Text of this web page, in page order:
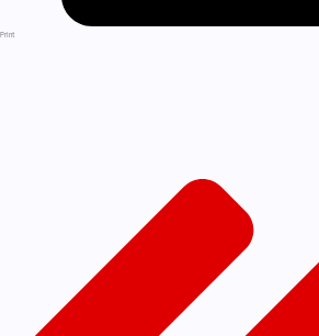
Print